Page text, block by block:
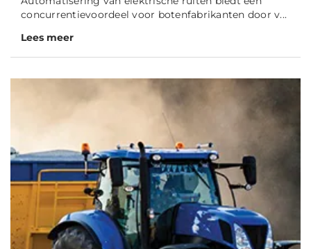
concurrentievoordeel voor botenfabrikanten door v...
Lees meer